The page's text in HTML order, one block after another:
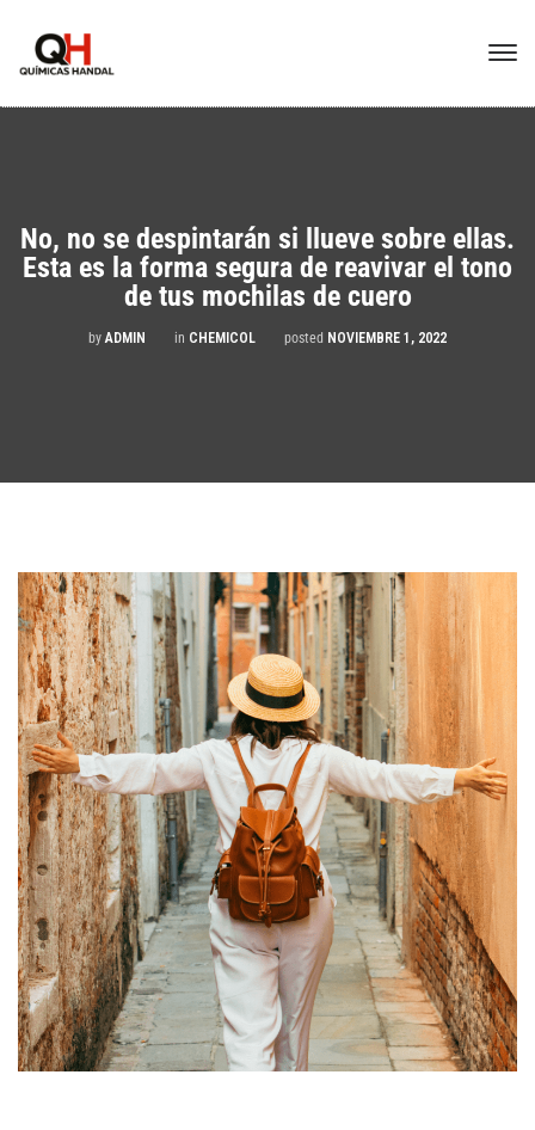
No, no se despintarán si llueve sobre ellas.
Esta es la forma segura de reavivar el tono
de tus mochilas de cuero
by ADMIN in CHEMICOL posted NOVIEMBRE 1, 2022